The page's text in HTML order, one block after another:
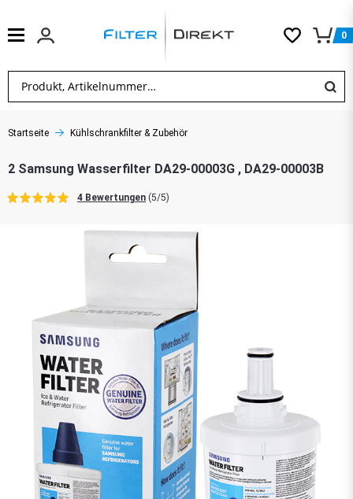
0
Startseite Kühlschrankfilter & Zubehör
2 Samsung Wasserfilter DA29-00003G , DA29-00003B
4 Bewertungen (5/5)